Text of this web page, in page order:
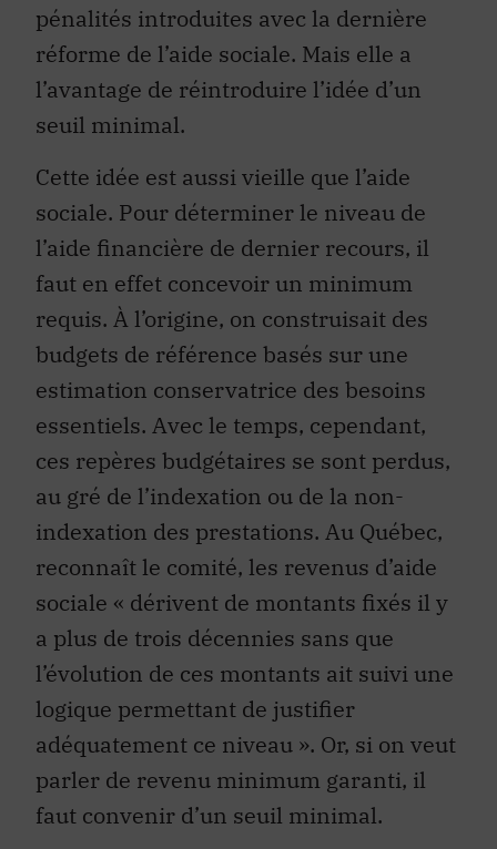
pénalités introduites avec la dernière
réforme de l’aide sociale. Mais elle a
l’avantage de réintroduire l’idée d’un
seuil minimal.
Cette idée est aussi vieille que l’aide
sociale. Pour déterminer le niveau de
l’aide financière de dernier recours, il
faut en effet concevoir un minimum
requis. À l’origine, on construisait des
budgets de référence basés sur une
estimation conservatrice des besoins
essentiels. Avec le temps, cependant,
ces repères budgétaires se sont perdus,
au gré de l’indexation ou de la non-
indexation des prestations. Au Québec,
reconnaît le comité, les revenus d’aide
sociale « dérivent de montants fixés il y
a plus de trois décennies sans que
l’évolution de ces montants ait suivi une
logique permettant de justifier
adéquatement ce niveau ». Or, si on veut
parler de revenu minimum garanti, il
faut convenir d’un seuil minimal.